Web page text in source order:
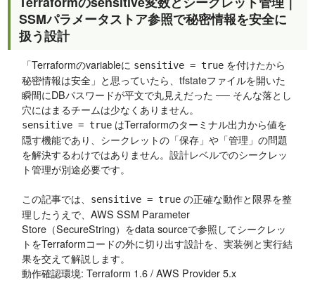
SSMパラメータストア参照で秘密情報を安全に
扱う設計
「Terraformのvariableに sensitive = true を付けたから
秘密情報は安全」と思っていたら、tfstateファイルを開いた
瞬間にDBパスワードが平文で丸見えだった ── そんな落とし
穴にはまるチームは少なくありません。
sensitive = true はTerraformのターミナル出力から値を
隠す機能であり、シークレットの「保存」や「管理」の問題
を解決するわけではありません。設計レベルでのシークレッ
ト管理が別途必要です。
この記事では、
sensitive = true の正確な動作と限界を整
理したうえで、AWS SSM Parameter
Store（SecureString）をdata sourceで参照してシークレッ
トをTerraformコードの外に切り出す設計を、実装例と実行結
果を交えて解説します。
動作確認環境: Terraform 1.6 / AWS Provider 5.x